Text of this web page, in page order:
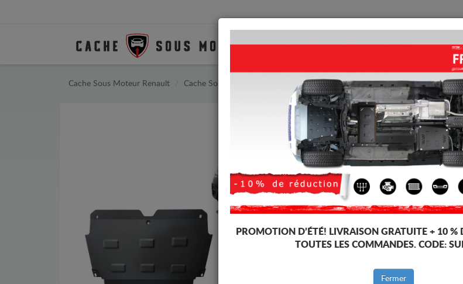
PROTECTION ACCUEIL
Cache Sous Moteur Renault Cache Sous Moteur Renault Kangoo
CACHE
(2021-2026)
Code
Marque
PROMOTION D’ÉTÉ! LIVRAISON GRATUITE + 10 %
TOUTES LES COMMANDES. CODE:
Fermer